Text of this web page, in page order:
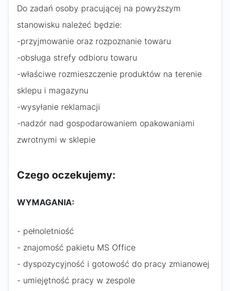
Do zadań osoby pracującej na powyższym
stanowisku należeć będzie:
-przyjmowanie oraz rozpoznanie towaru
-obsługa strefy odbioru towaru
-właściwe rozmieszczenie produktów na terenie
sklepu i magazynu
-wysyłanie reklamacji
-nadzór nad gospodarowaniem opakowaniami
zwrotnymi w sklepie
Czego oczekujemy:
WYMAGANIA:
- pełnoletniość
- znajomość pakietu MS Office
- dyspozycyjność i gotowość do pracy zmianowej
- umiejętność pracy w zespole